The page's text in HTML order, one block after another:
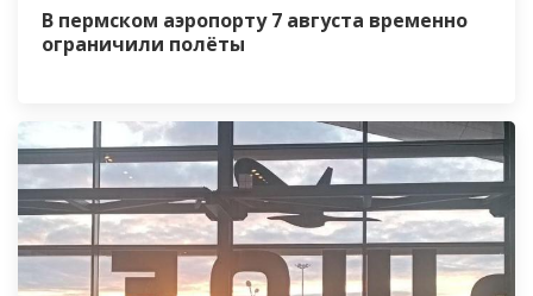
В пермском аэропорту 7 августа временно
ограничили полёты